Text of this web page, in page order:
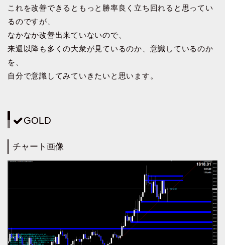
これを改善できるともっと勝率良く立ち回れると思ってい
るのですが、
なかなか改善出来ていないので、
来週以降も多くの大衆が見ているのか、意識しているのか
を、
自分で意識してみていきたいと思います。
GOLD
チャート画像